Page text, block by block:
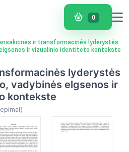
0
ir transformacinės lyderystės
ir vizualinio identiteto kontekste
lyderystės
vadybinės elgsenos ir
kontekste